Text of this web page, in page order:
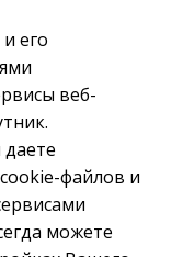
клавиш
данных
его
веб-
файлов и
можете